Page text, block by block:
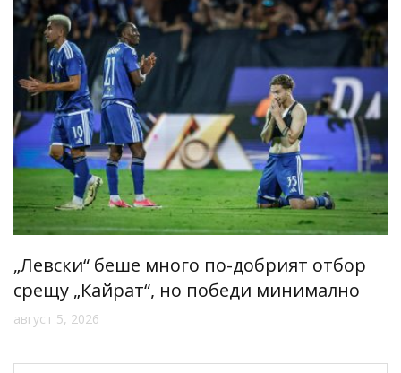
„Левски“ беше много по-добрият отбор
срещу „Кайрат“, но победи минимално
август 5, 2026